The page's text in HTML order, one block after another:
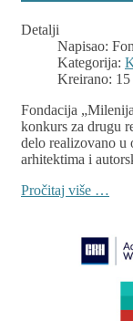
Detalji
Napisao:
Kategorija:
Kreirano: 15
Fondacija
konkurs za drugu
delo realizovano u
arhitektima i
Pročitaj više …